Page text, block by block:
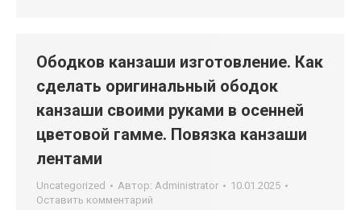
Ободков канзаши изготовление. Как
сделать оригинальный ободок
канзаши своими руками в осенней
цветовой гамме. Повязка канзаши
лентами
Uncategorized Автор: Administrator
10.01.2025
Оставить комментарий